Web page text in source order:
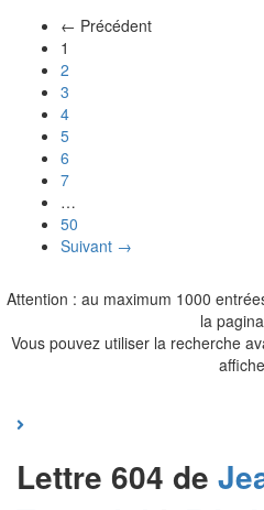
← Précédent
1
2
3
4
5
6
7
…
50
Suivant →
Attention : au maximum 1000
la
Vous pouvez utiliser la recherche
Lettre 604 de